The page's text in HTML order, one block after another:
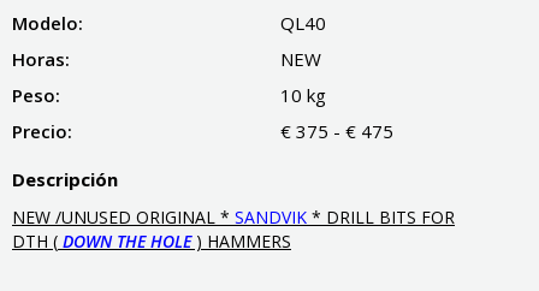
Modelo:
QL40
Horas:
NEW
Peso:
10 kg
Precio:
€ 375 - € 475
Descripción
NEW /UNUSED ORIGINAL * SANDVIK * DRILL BITS FOR
DTH ( DOWN THE HOLE) HAMMERS